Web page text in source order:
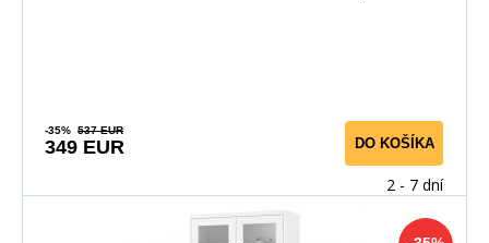
-35% 537 EUR
349 EUR DO KOŠÍKA
2 - 7 dní